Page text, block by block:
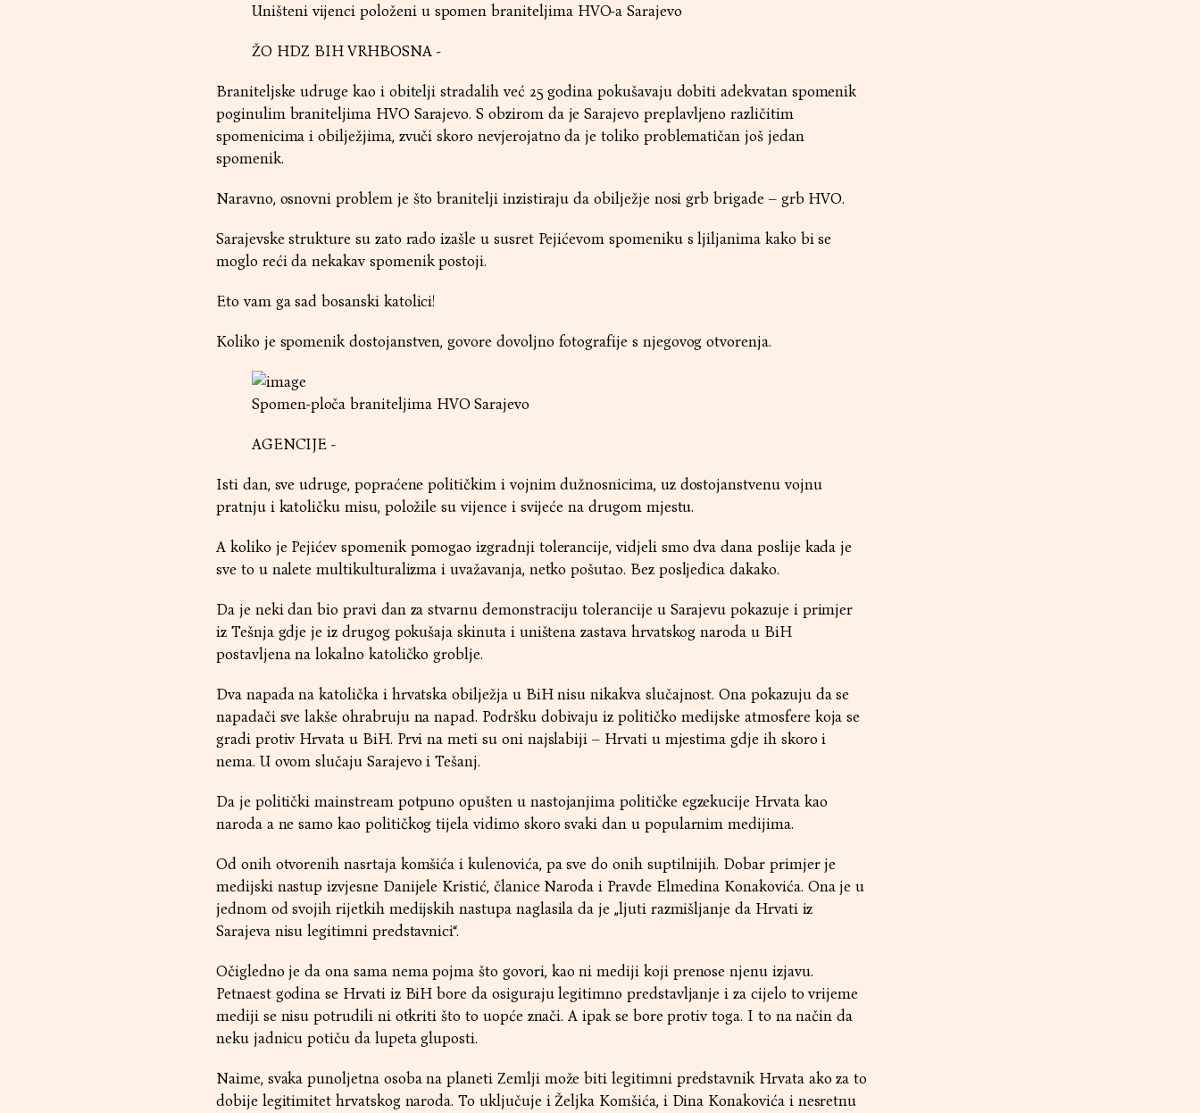
Uništeni vijenci položeni u spomen braniteljima HVO-a Sarajevo
ŽO HDZ BIH VRHBOSNA -
Braniteljske udruge kao i obitelji stradalih već 25 godina pokušavaju dobiti adekvatan spomenik
poginulim braniteljima HVO Sarajevo. S obzirom da je Sarajevo preplavljeno različitim
spomenicima i obilježjima, zvuči skoro nevjerojatno da je toliko problematičan još jedan
spomenik.
Naravno, osnovni problem je što branitelji inzistiraju da obilježje nosi grb brigade – grb HVO.
Sarajevske strukture su zato rado izašle u susret Pejićevom spomeniku s ljiljanima kako bi se
moglo reći da nekakav spomenik postoji.
Eto vam ga sad bosanski katolici!
Koliko je spomenik dostojanstven, govore dovoljno fotografije s njegovog otvorenja.
Spomen-ploča braniteljima HVO Sarajevo
AGENCIJE -
Isti dan, sve udruge, popraćene političkim i vojnim dužnosnicima, uz dostojanstvenu vojnu
pratnju i katoličku misu, položile su vijence i svijeće na drugom mjestu.
A koliko je Pejićev spomenik pomogao izgradnji tolerancije, vidjeli smo dva dana poslije kada je
sve to u nalete multikulturalizma i uvažavanja, netko pošutao. Bez posljedica dakako.
Da je neki dan bio pravi dan za stvarnu demonstraciju tolerancije u Sarajevu pokazuje i primjer
iz Tešnja gdje je iz drugog pokušaja skinuta i uništena zastava hrvatskog naroda u BiH
postavljena na lokalno katoličko groblje.
Dva napada na katolička i hrvatska obilježja u BiH nisu nikakva slučajnost. Ona pokazuju da se
napadači sve lakše ohrabruju na napad. Podršku dobivaju iz političko medijske atmosfere koja se
gradi protiv Hrvata u BiH. Prvi na meti su oni najslabiji – Hrvati u mjestima gdje ih skoro i
nema. U ovom slučaju Sarajevo i Tešanj.
Da je politički mainstream potpuno opušten u nastojanjima političke egzekucije Hrvata kao
naroda a ne samo kao političkog tijela vidimo skoro svaki dan u popularnim medijima.
Od onih otvorenih nasrtaja komšića i kulenovića, pa sve do onih suptilnijih. Dobar primjer je
medijski nastup izvjesne Danijele Kristić, članice Naroda i Pravde Elmedina Konakovića. Ona je u
jednom od svojih rijetkih medijskih nastupa naglasila da je „ljuti razmišljanje da Hrvati iz
Sarajeva nisu legitimni predstavnici“.
Očigledno je da ona sama nema pojma što govori, kao ni mediji koji prenose njenu izjavu.
Petnaest godina se Hrvati iz BiH bore da osiguraju legitimno predstavljanje i za cijelo to vrijeme
mediji se nisu potrudili ni otkriti što to uopće znači. A ipak se bore protiv toga. I to na način da
neku jadnicu potiču da lupeta gluposti.
Naime, svaka punoljetna osoba na planeti Zemlji može biti legitimni predstavnik Hrvata ako za to
dobije legitimitet hrvatskog naroda. To uključuje i Željka Komšića, i Dina Konakovića i nesretnu